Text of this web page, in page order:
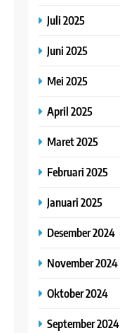
Juli 2025
Juni 2025
Mei 2025
April 2025
Maret 2025
Februari 2025
Januari 2025
Desember 2024
November 2024
Oktober 2024
September 2024